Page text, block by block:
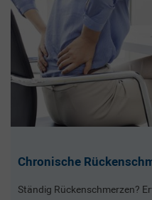
Chronische
Ständig Rückenschmerzen?